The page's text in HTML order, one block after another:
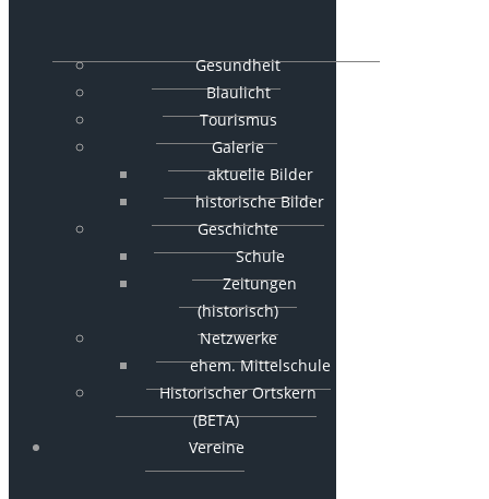
Gesundheit
Blaulicht
Tourismus
Galerie
aktuelle Bilder
historische Bilder
Geschichte
Schule
Zeitungen
(historisch)
Netzwerke
ehem. Mittelschule
Historischer Ortskern
(BETA)
Vereine